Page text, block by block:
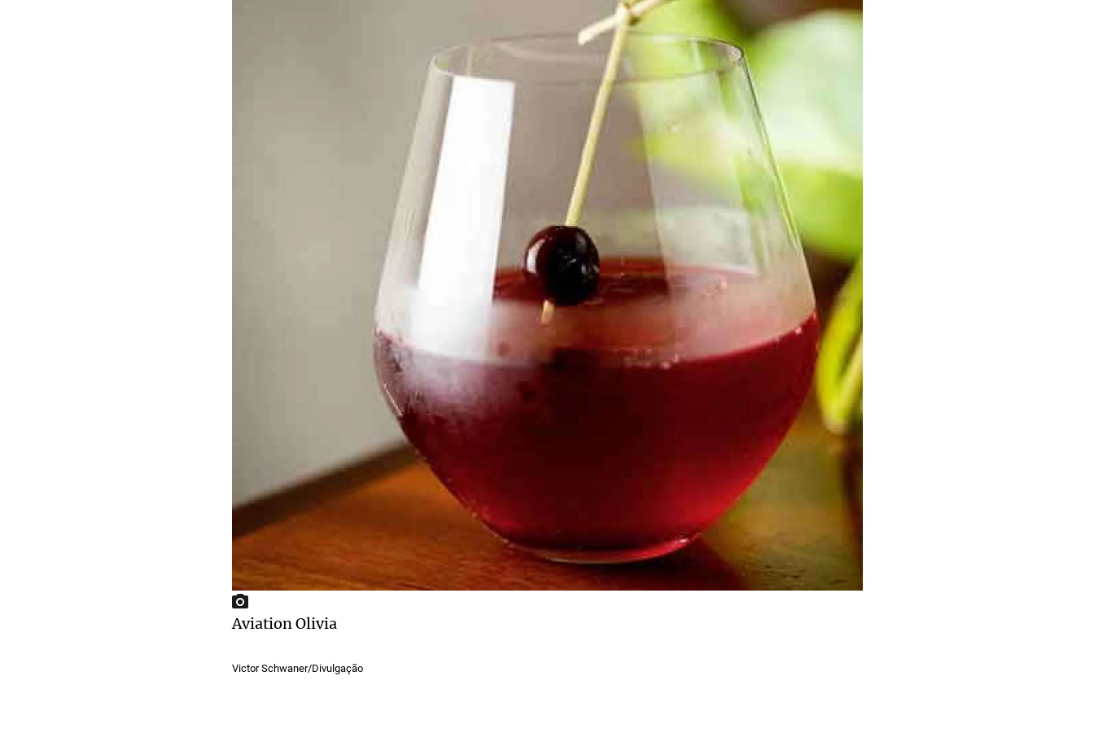
Aviation Olivia
Victor Schwaner/Divulgação